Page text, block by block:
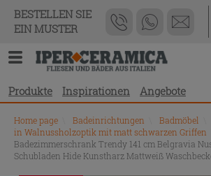
BESTELLEN SIE
EIN MUSTER
Produkte Inspirationen Angebote
Home page Badeinrichtungen Badmöbel
in Walnussholzoptik mit matt schwarzen Griffen
Badezimmerschrank Trendy 141 cm Belgravia
Schubladen Hide Kunstharz Mattweiß